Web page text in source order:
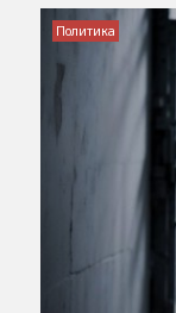
Политика